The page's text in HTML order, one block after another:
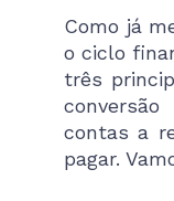
Como já
o ciclo
três
contas a
pagar​.